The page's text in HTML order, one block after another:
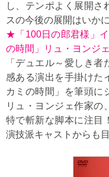
し、テンポよく展開さ
スの今後の展開はいか
★「100日の郎君様」
の時間」リュ・ヨンジ
「デュエル～愛しき
感ある演出を手掛けた
カミの時間」を筆頭に
リュ・ヨンジェ作家の
特で斬新な脚本に注目
演技派キャストからも